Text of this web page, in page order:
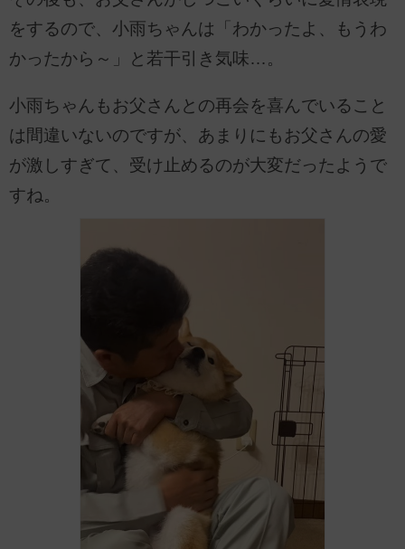
をするので、小雨ちゃんは「わかったよ、もうわ
かったから～」と若干引き気味…。
小雨ちゃんもお父さんとの再会を喜んでいること
は間違いないのですが、あまりにもお父さんの愛
が激しすぎて、受け止めるのが大変だったようで
すね。